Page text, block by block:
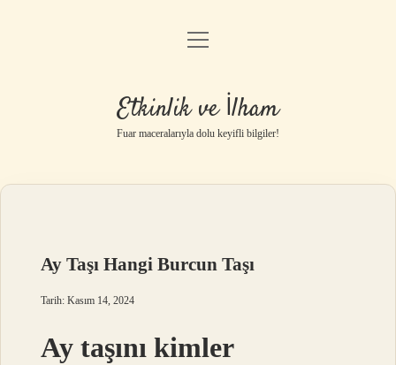
Anasayfa
Gizlilik Politikası
Yasal Uyarı
menüyü
Etkinlik ve İlham
Fuar maceralarıyla dolu keyifli bilgiler!
Ay Taşı Hangi Burcun Taşı
Tarih: Kasım 14, 2024
Ay taşını kimler